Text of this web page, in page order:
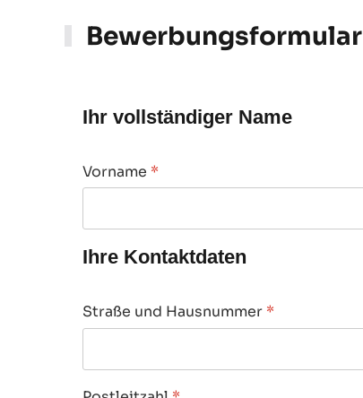
Bewerbungsformular
Ihr vollständiger Name
Vorname *
Ihre Kontaktdaten
Straße und Hausnummer *